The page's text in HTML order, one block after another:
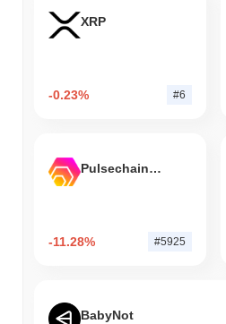
XRP
-0.23% #6
Pulsechain Bridged HEX (Pulsechain)
-11.28% #5925
BabyNot